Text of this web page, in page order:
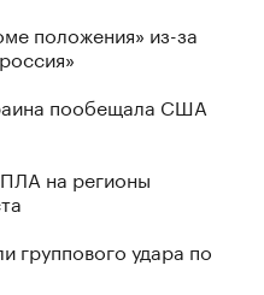
положения» из-за
пообещала США
на регионы
группового удара по